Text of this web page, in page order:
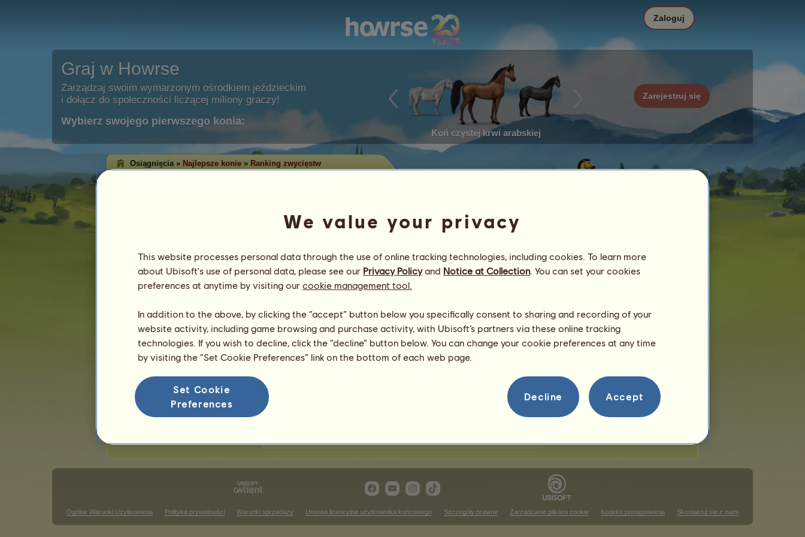
Graj w Howrse
Zarządzaj swoim wymarzonym ośrodkiem jeździeckim
i dołącz do społeczności liczącej miliony graczy!
Wybierz swojego pierwszego konia:
Koń czystej krwi arabskiej
Zarejestruj się
Zaloguj
Osiągnięcia » Najlepsze konie » Ranking zwycięstw
Ranking zwycięstw pokazuje konie, który zdobyły najwięcej tytułów w
Ten ranking jest aktualizowany każdej nocy. Tylko konie z największą liczbą
osiągnięć są zapamiętywane.
Ostatnia aktualizacja: 7 sierpnia 2026.
Zawody jeździectwa klasycznego Zawody jeździectwa western
Zwycięstwa w barrel racing Zwycięstwa w zawodach cuttingowych
Zwycięstwa w zawodach trail class
Brak wyników do wyświetlenia w tym rankingu
Zwycięstwa w zawodach reining
Brak wyników do wyświetlenia w tym rankingu
Zwycięstwa w zawodach western pleasure
Ogólne Warunki Użytkowania Polityka prywatności Warunki sprzedaży Umowa licencyjna użytkownika końcowego Szczegóły prawne Zarządzanie plikami cookie Kodeks postępowania Skontaktuj się z nami
We value your privacy
This website processes personal data through the use of online tracking technologies, including cookies. To learn more
about Ubisoft's use of personal data, please see our Privacy Policyand Notice at Collection. You can set your cookies
preferences at anytime by visiting our cookie management tool.
In addition to the above, by clicking the “accept” button below you specifically consent to sharing and recording of your
website activity, including game browsing and purchase activity, with Ubisoft’s partners via these online tracking
technologies. If you wish to decline, click the “decline” button below. You can change your cookie preferences at any time
by visiting the “Set Cookie Preferences” link on the bottom of each web page.
Set Cookie
Preferences
Decline Accept